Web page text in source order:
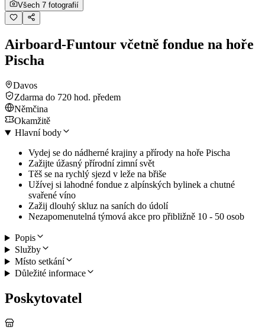
Všech 7 fotografií
Airboard-Funtour včetně fondue na hoře
Pischa
Davos
Zdarma do 720 hod. předem
Němčina
Okamžitě
Hlavní body
Vydej se do nádherné krajiny a přírody na hoře Pischa
Zažijte úžasný přírodní zimní svět
Těš se na rychlý sjezd v leže na břiše
Užívej si lahodné fondue z alpínských bylinek a chutné
svařené víno
Zažij dlouhý skluz na saních do údolí
Nezapomenutelná týmová akce pro přibližně 10 - 50 osob
Popis
Služby
Místo setkání
Důležité informace
Poskytovatel